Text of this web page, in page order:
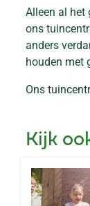
Alleen al het
ons
anders
houden met
Ons
Kijk